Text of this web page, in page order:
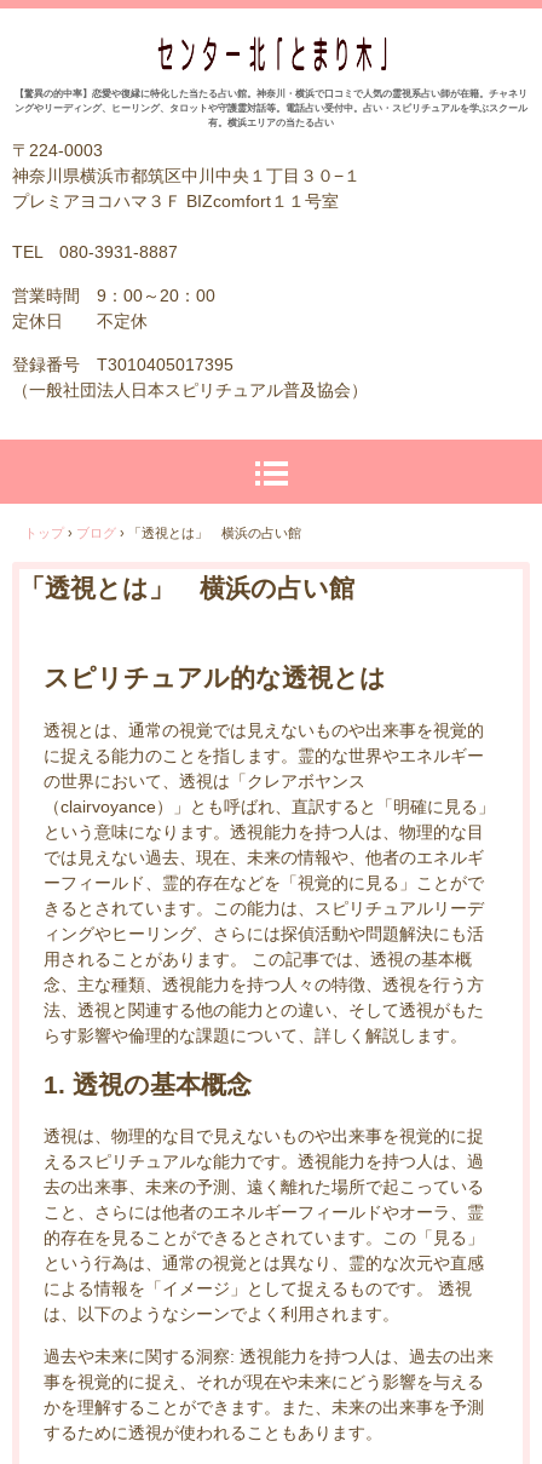
【驚異の的中率】恋愛や復縁に特化した当たる占い館。神奈川・横浜で口コミで人気の霊視系占い師が在籍。チャネリ
ングやリーディング、ヒーリング、タロットや守護霊対話等。電話占い受付中。占い・スピリチュアルを学ぶスクール
有。横浜エリアの当たる占い
〒224-0003
神奈川県横浜市都筑区中川中央１丁目３０−１
プレミアヨコハマ３Ｆ BIZcomfort１１号室
TEL 080-3931-8887
営業時間 9：00～20：00
定休日 不定休
登録番号 T3010405017395
（一般社団法人日本スピリチュアル普及協会）
トップ › ブログ › 「透視とは」 横浜の占い館
「透視とは」 横浜の占い館
スピリチュアル的な透視とは
透視とは、通常の視覚では見えないものや出来事を視覚的
に捉える能力のことを指します。霊的な世界やエネルギー
の世界において、透視は「クレアボヤンス
（clairvoyance）」とも呼ばれ、直訳すると「明確に見る」
という意味になります。透視能力を持つ人は、物理的な目
では見えない過去、現在、未来の情報や、他者のエネルギ
ーフィールド、霊的存在などを「視覚的に見る」ことがで
きるとされています。この能力は、スピリチュアルリーデ
ィングやヒーリング、さらには探偵活動や問題解決にも活
用されることがあります。 この記事では、透視の基本概
念、主な種類、透視能力を持つ人々の特徴、透視を行う方
法、透視と関連する他の能力との違い、そして透視がもた
らす影響や倫理的な課題について、詳しく解説します。
1. 透視の基本概念
透視は、物理的な目で見えないものや出来事を視覚的に捉
えるスピリチュアルな能力です。透視能力を持つ人は、過
去の出来事、未来の予測、遠く離れた場所で起こっている
こと、さらには他者のエネルギーフィールドやオーラ、霊
的存在を見ることができるとされています。この「見る」
という行為は、通常の視覚とは異なり、霊的な次元や直感
による情報を「イメージ」として捉えるものです。 透視
は、以下のようなシーンでよく利用されます。
過去や未来に関する洞察: 透視能力を持つ人は、過去の出来
事を視覚的に捉え、それが現在や未来にどう影響を与える
かを理解することができます。また、未来の出来事を予測
するために透視が使われることもあります。